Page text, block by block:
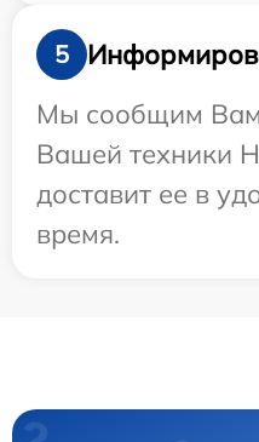
5
Мы сообщим Вам
Вашей техники
доставит ее в
время.